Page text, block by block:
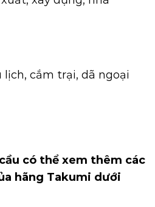
cắm trại, dã ngoại
có thể xem thêm các
hãng Takumi dưới